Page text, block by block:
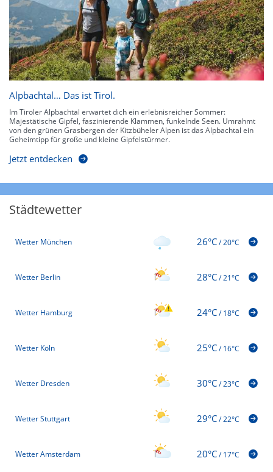
Alpbachtal… Das ist Tirol.
Im Tiroler Alpbachtal erwartet dich ein erlebnisreicher Sommer:
Majestätische Gipfel, faszinierende Klammen, funkelnde Seen. Umrahmt
von den grünen Grasbergen der Kitzbüheler Alpen ist das Alpbachtal ein
Geheimtipp für große und kleine Gipfelstürmer.
Jetzt entdecken
Städtewetter
Wetter München 26°C/20°C
Wetter Berlin 28°C/21°C
Wetter Hamburg 24°C/18°C
Wetter Köln 25°C/16°C
Wetter Dresden 30°C/23°C
Wetter Stuttgart 29°C/22°C
Wetter Amsterdam 20°C/17°C